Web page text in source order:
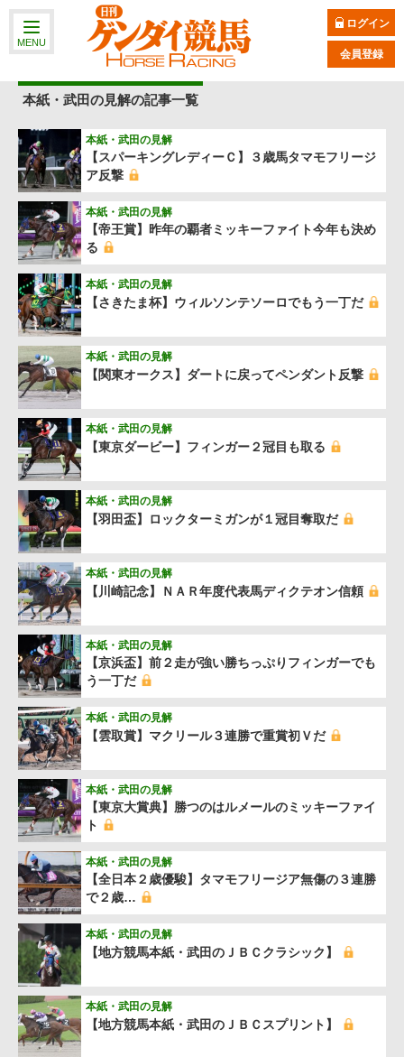
MENU
ログイン
会員登録
本紙・武田の見解の記事一覧
【スパーキングレディーＣ】３歳馬タマモフリージ
ア反撃
本紙・武田の見解
【帝王賞】昨年の覇者ミッキーファイト今年も決め
る
本紙・武田の見解
【さきたま杯】ウィルソンテソーロでもう一丁だ
本紙・武田の見解
【関東オークス】ダートに戻ってペンダント反撃
本紙・武田の見解
【東京ダービー】フィンガー２冠目も取る
本紙・武田の見解
【羽田盃】ロックターミガンが１冠目奪取だ
本紙・武田の見解
【川崎記念】ＮＡＲ年度代表馬ディクテオン信頼
本紙・武田の見解
【京浜盃】前２走が強い勝ちっぷりフィンガーでも
う一丁だ
本紙・武田の見解
【雲取賞】マクリール３連勝で重賞初Ｖだ
本紙・武田の見解
【東京大賞典】勝つのはルメールのミッキーファイ
ト
本紙・武田の見解
【全日本２歳優駿】タマモフリージア無傷の３連勝
で２歳…
本紙・武田の見解
【地方競馬本紙・武田のＪＢＣクラシック】
本紙・武田の見解
【地方競馬本紙・武田のＪＢＣスプリント】
本紙・武田の見解